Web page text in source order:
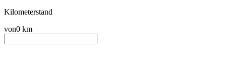
Kilometerstand
von0 km